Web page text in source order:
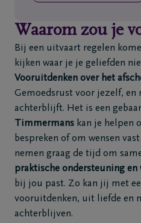
Waarom zou je
Bij een uitvaart regelen
kijken waar je je geliefden
Vooruitdenken over het
Gemoedsrust voor jezelf, en
achterblijft. Het is een
Timmermans kan je helpen
bespreken of om wensen
nemen graag de tijd om
praktische ondersteuning en
bij jou past. Zo kan jij met
vooruitdenken, uit liefde en
achterblijven.